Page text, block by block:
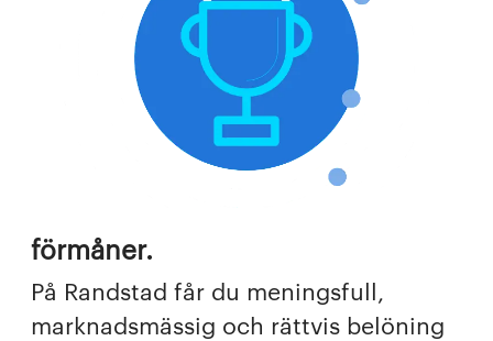
förmåner.
På Randstad får du meningsfull,
marknadsmässig och rättvis belöning